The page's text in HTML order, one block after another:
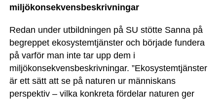
miljökonsekvensbeskrivningar
Redan under utbildningen på SU stötte Sanna på
begreppet ekosystemtjänster och började fundera
på varför man inte tar upp dem i
miljökonsekvensbeskrivningar. ”Ekosystemtjänster
är ett sätt att se på naturen ur människans
perspektiv – vilka konkreta fördelar naturen ger